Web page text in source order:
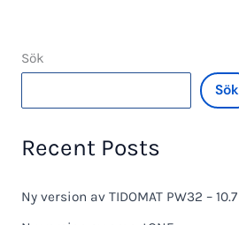
Sök
Sök
Recent Posts
Ny version av TIDOMAT PW32 – 10.7